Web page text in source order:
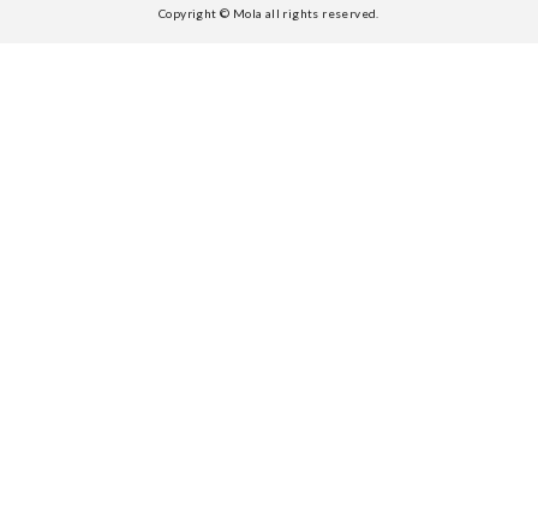
Copyright © Mola all rights reserved.